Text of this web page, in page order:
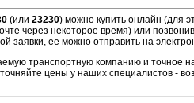
(или 23230) можно купить онлайн (для
через некоторое время) или
заявки, ее можно отправить на
транспортную компанию и точное
цены у наших специалистов -